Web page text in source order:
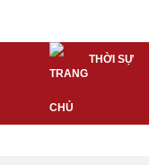
THỜI SỰ